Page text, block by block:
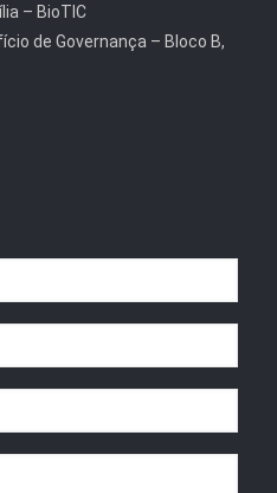
– BioTIC
de Governança – Bloco B,